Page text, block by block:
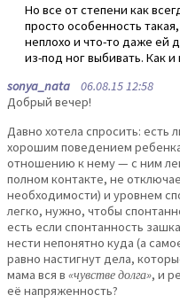
Но все от степени как
просто особенность
неплохо и что-то даже ей
из-под ног выбивать. Как и
sonya_nata 06.08.15 12:58
Добрый вечер!
Давно хотела спросить: есть
хорошим поведением
отношению к нему — с ним
полном контакте, не
необходимости) и уровнем
легко, нужно, чтобы
есть если спонтанность
нести непонятно куда (а
равно настигнут дела,
мама вся в «чувстве долга», и
её напряженность?